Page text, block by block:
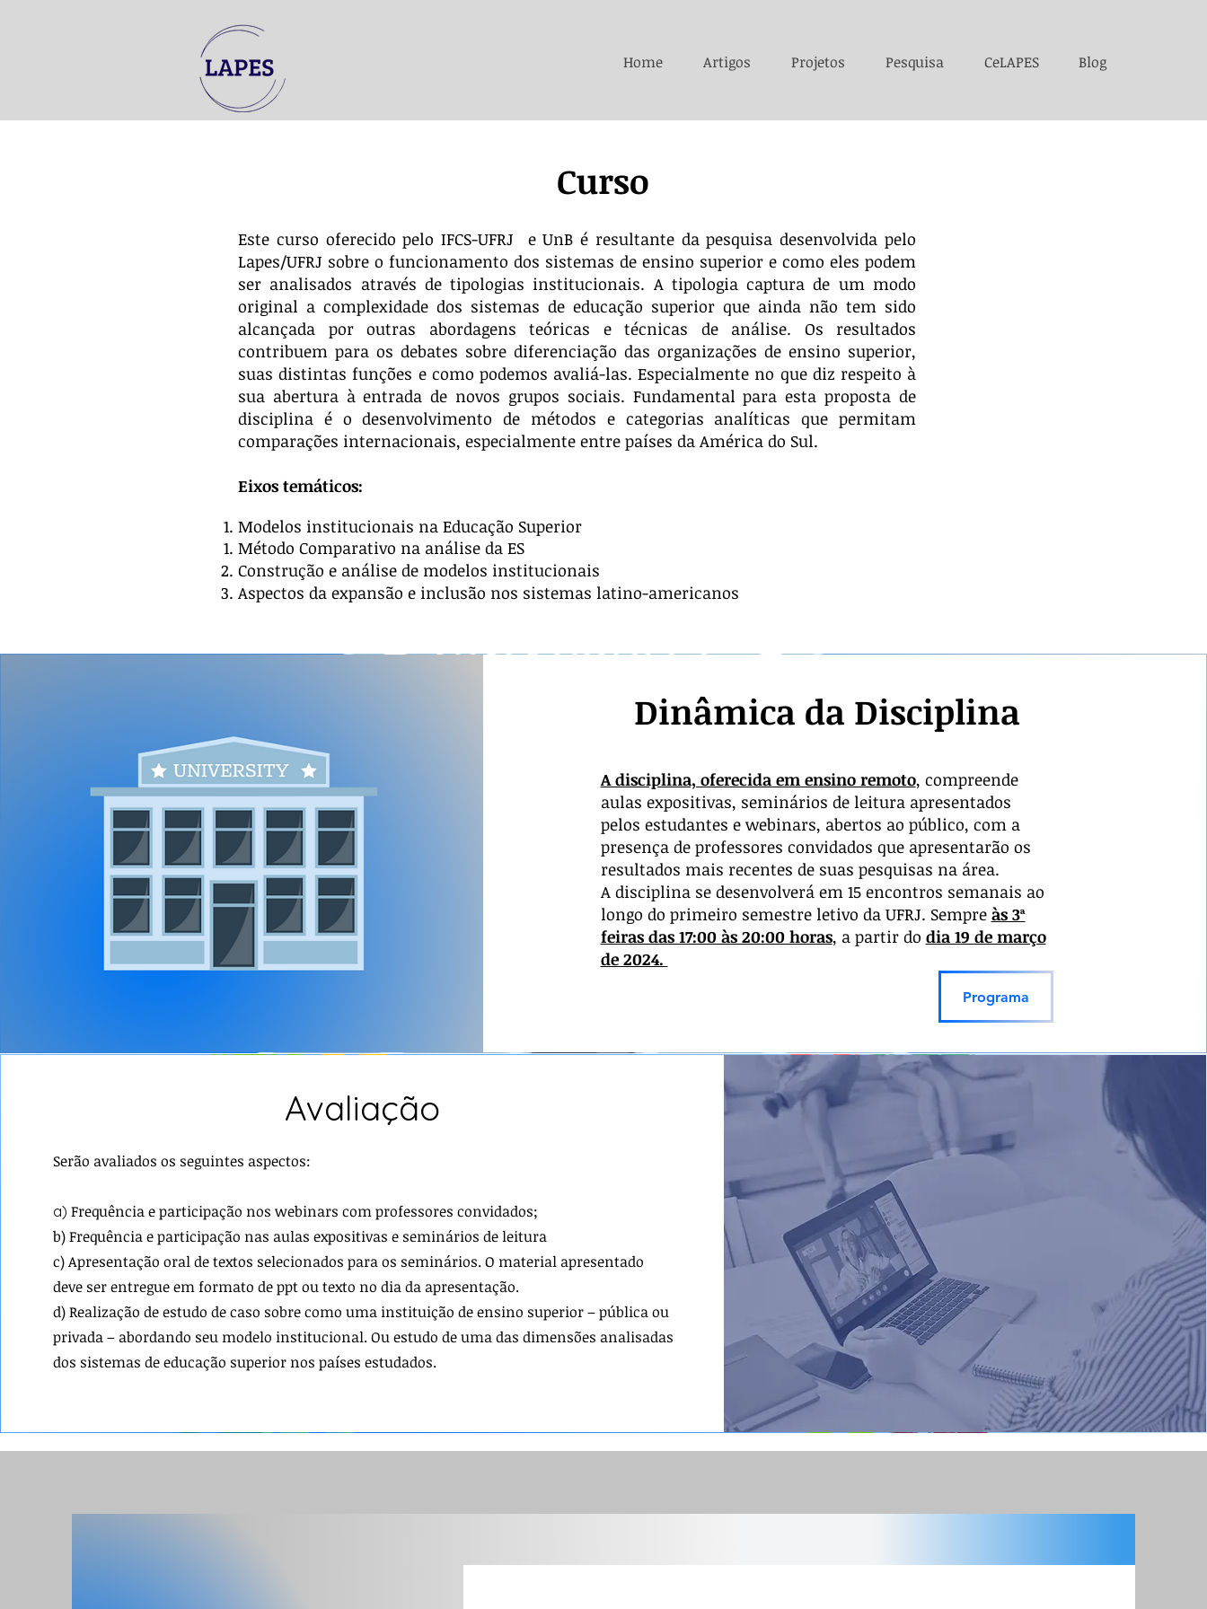
Home Artigos Projetos Pesquisa CeLAPES Blog
Curso
Sobre
Este curso oferecido pelo IFCS-UFRJ e UnB é resultante da pesquisa desenvolvida pelo
Lapes/UFRJ sobre o funcionamento dos sistemas de ensino superior e como eles podem
ser analisados através de tipologias institucionais. A tipologia captura de um modo
original a complexidade dos sistemas de educação superior que ainda não tem sido
alcançada por outras abordagens teóricas e técnicas de análise. Os resultados
contribuem para os debates sobre diferenciação das organizações de ensino superior,
suas distintas funções e como podemos avaliá-las. Especialmente no que diz respeito à
sua abertura à entrada de novos grupos sociais. Fundamental para esta proposta de
disciplina é o desenvolvimento de métodos e categorias analíticas que permitam
comparações internacionais, especialmente entre países da América do Sul.
Eixos temáticos:
Modelos institucionais na Educação Superior
Método Comparativo na análise da ES
Construção e análise de modelos institucionais
Aspectos da expansão e inclusão nos sistemas latino-americanos
Dinâmica da Disciplina
A disciplina, oferecida em ensino remoto, compreende
aulas expositivas, seminários de leitura apresentados
pelos estudantes e webinars, abertos ao público, com a
presença de professores convidados que apresentarão os
resultados mais recentes de suas pesquisas na área.
A disciplina se desenvolverá em 15 encontros semanais ao
longo do primeiro semestre letivo da UFRJ. Sempre às 3ª
feiras das 17:00 às 20:00 horas, a partir do dia 19 de março
de 2024.
Programa
Avaliação
Serão avaliados os seguintes aspectos:
a)Frequência e participação nos webinars com professores convidados;
b) Frequência e participação nas aulas expositivas e seminários de leitura
c) Apresentação oral de textos selecionados para os seminários. O material apresentado
deve ser entregue em formato de ppt ou texto no dia da apresentação.
d) Realização de estudo de caso sobre como uma instituição de ensino superior – pública ou
privada – abordando seu modelo institucional. Ou estudo de uma das dimensões analisadas
dos sistemas de educação superior nos países estudados.